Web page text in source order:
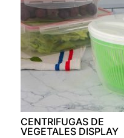
CENTRIFUGAS DE
VEGETALES DISPLAY